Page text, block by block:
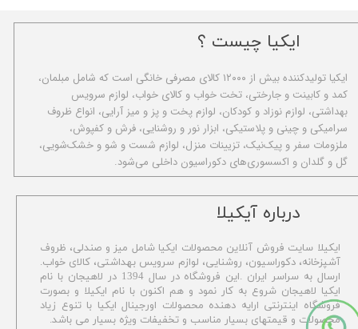
​درباره آیکیلا
ایکیلا سایت فروش آنلاین محصولات ایکیا شامل میز و صندلی، ظروف
آشپزخانه، دکوراسیون، روشنایی، لوازم سرویس بهداشتی، کالای خواب.
ارسال به سراسر ایران .این فروشگاه در سال 1394 در لاهیجان با نام
ایکیا لاهیجان شروع به کار نمود و هم اکنون با نام ایکیلا و بصورت
فروشگاه اینترنتی ارایه دهنده محصولات اورجینال ایکیا با تنوع زیاد
محصولات و قیمتهای بسیار مناسب و تخفیفات ویژه بسیار می باشد.
ایکیا چیست ؟
ا​یکیا تولیدکننده بیش از ۱۲۰۰۰ کالای مصرفی خانگی است که شامل مبلمان،
کمد و کابینت و جارختی، تخت خواب و کالای خواب، لوازم سرویس
بهداشتی، لوازم نوزاد و کودکان، لوازم پخت و پز و میز آرایی، انواع ظروف
سرامیکی و چینی و پلاستیکی، ابزار نور و روشنایی، فرش و کفپوش،
ملزومات سفر و پیک‌نیک، تزیینات منزل، لوازم شست و شو و خشک‌شویی،
گل و گلدان و اکسسوری‌های دکوراسیون داخلی می‌شود.